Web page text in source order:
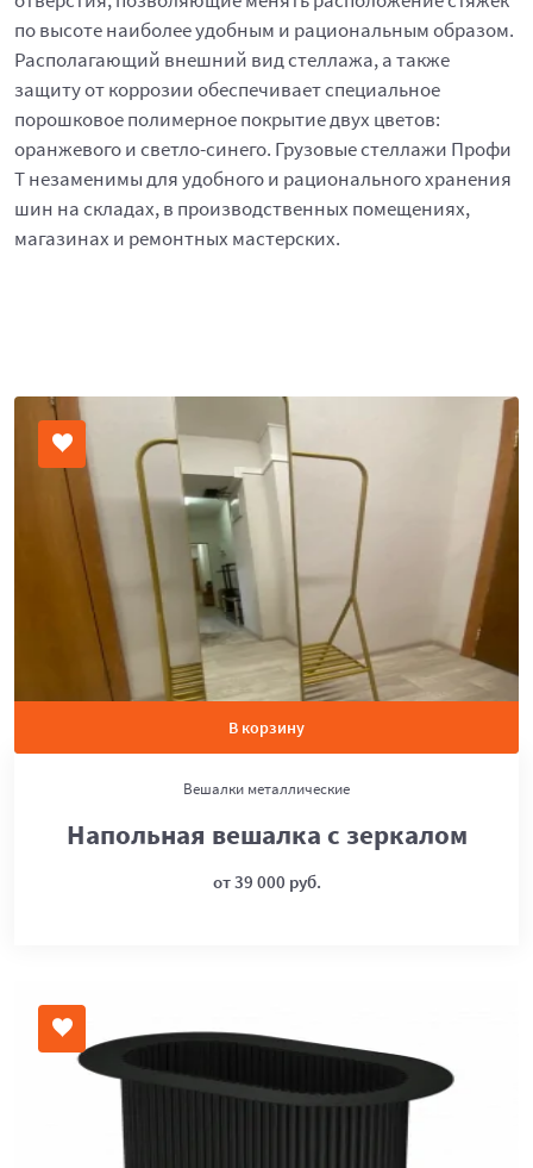
по высоте наиболее удобным и рациональным образом.
Располагающий внешний вид стеллажа, а также
защиту от коррозии обеспечивает специальное
порошковое полимерное покрытие двух цветов:
оранжевого и светло-синего. Грузовые стеллажи Профи
Т незаменимы для удобного и рационального хранения
шин на складах, в производственных помещениях,
магазинах и ремонтных мастерских.
В корзину
Вешалки металлические
Напольная вешалка с зеркалом
от 39 000 руб.